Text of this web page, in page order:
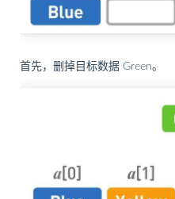
首先，删掉目标数据 Green。